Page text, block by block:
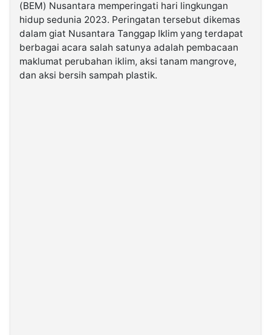
Kabarbaru.co
2026
(BEM) Nusantara memperingati hari lingkungan
hidup sedunia 2023. Peringatan tersebut dikemas
dalam giat Nusantara Tanggap Iklim yang terdapat
berbagai acara salah satunya adalah pembacaan
maklumat perubahan iklim, aksi tanam mangrove,
dan aksi bersih sampah plastik.